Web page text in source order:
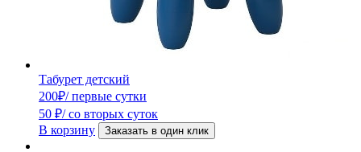
Табурет детский
200₽/ первые сутки
50 ₽/ со вторых суток
В корзину
Заказать в один клик